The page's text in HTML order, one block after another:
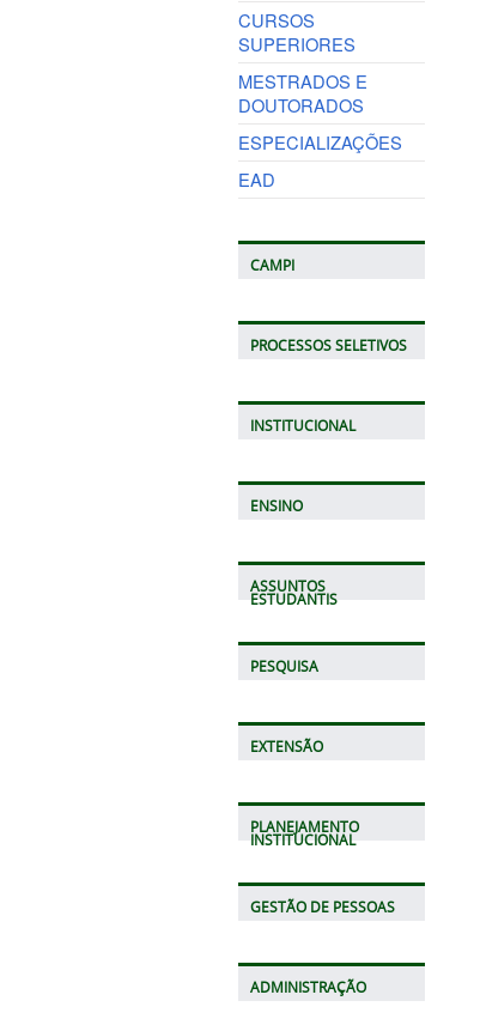
CURSOS
SUPERIORES
MESTRADOS E
DOUTORADOS
ESPECIALIZAÇÕES
EAD
CAMPI
PROCESSOS SELETIVOS
INSTITUCIONAL
ENSINO
ASSUNTOS
ESTUDANTIS
PESQUISA
EXTENSÃO
PLANEJAMENTO
INSTITUCIONAL
GESTÃO DE PESSOAS
ADMINISTRAÇÃO